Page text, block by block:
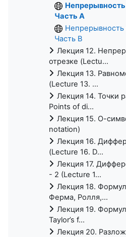
Часть A
Непрерывность
Часть B
Лекция 12.
отрезке (Lectu...
Лекция 13.
(Lecture 13. ...
Лекция 14. Точки
Points of di...
Лекция 15. О-
notation)
Лекция 16.
(Lecture 16. D...
Лекция 17.
- 2 (Lecture 1...
Лекция 18.
Ферма, Ролля,...
Лекция 19.
Taylor’s f...
Лекция 20.